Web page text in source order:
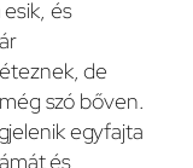
és
de
szó bőven.
egyfajta
és